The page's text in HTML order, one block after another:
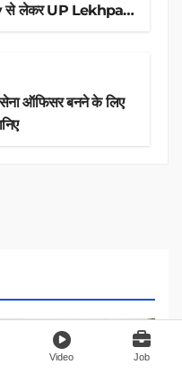
से लेकर UP Lekhpal
सेना ऑफिसर बनने के लिए
Video Job